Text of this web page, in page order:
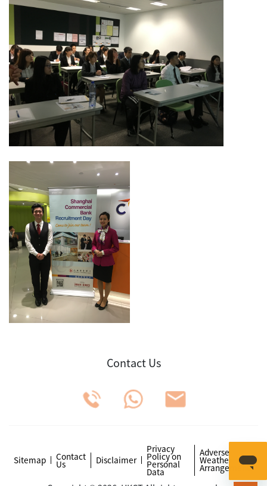
Contact Us
Sitemap Contact
Us Disclaimer
Privacy
Policy on
Personal
Data
Adverse
Weather
Arrangements